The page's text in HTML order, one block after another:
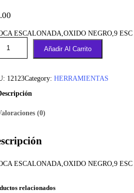
ESCALONADA,OXIDO NEGRO,9 ESC
Añadir Al Carrito
12123Category: HERRAMIENTAS
(0)
ESCALONADA,OXIDO NEGRO,9 ESC
relacionados